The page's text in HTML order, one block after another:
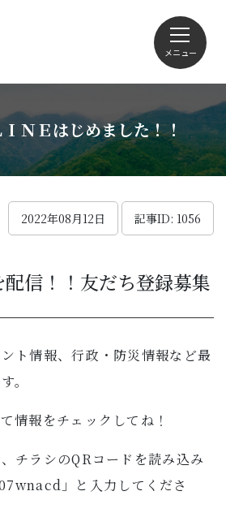
メニュー
language
ＮＥはじめました！！
2022年08月12日 記事ID: 1056
信！！友だち登録募集
ト情報、行政・防災情報など最
。
情報をチェックしてね！
チラシのQRコードを読み込み
」と入力してくださ